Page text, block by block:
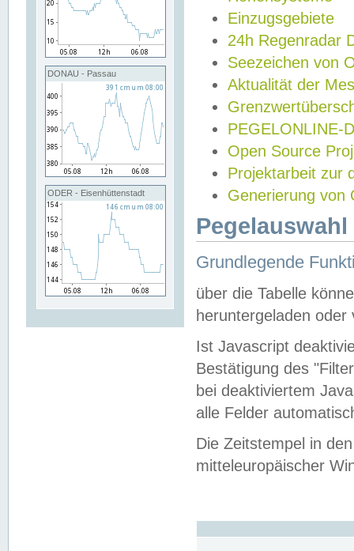
DONAU - Passau
ODER - Eisenhüttenstadt
Einzugsgebiete
24h Regenradar
Seezeichen von
Aktualität der
PEGELONLINE-
Open Source
Projektarbeit zur
Generierung von
Grundlegende
über die Tabelle
heruntergeladen oder
Ist Javascript
Bestätigung des
bei deaktiviertem
alle Felder
Die Zeitstempel in
mitteleuropäischer